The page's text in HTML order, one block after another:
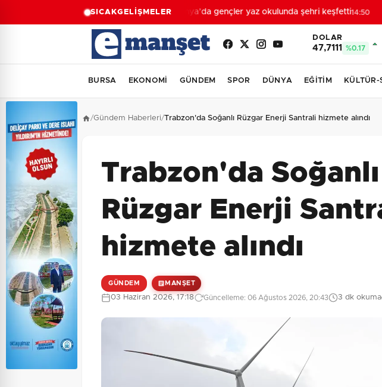
SICAKGELİŞMELERKonya’da gençler yaz okulunda şehri keşfetti14:50
DOLAR
47,7111 %0.17
BURSA EKONOMİ GÜNDEM SPOR DÜNYA EĞİTİM KÜLTÜR-
/Gündem Haberleri/Trabzon'da Soğanlı Rüzgar Enerji Santrali hizmete alındı
Trabzon'da Soğanlı
Rüzgar Enerji
hizmete alındı
GÜNDEM MANŞET
03 Haziran 2026, 17:18 Güncelleme: 06 Ağustos 2026, 20:43 3 dk okuma